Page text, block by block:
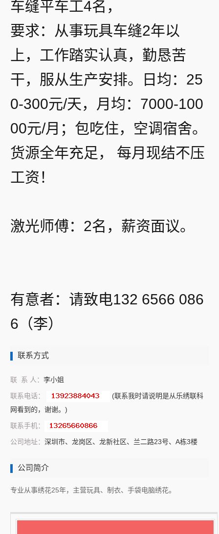
车缝平车工4名，
要求：从事玩具车缝2年以
上，工作踏实认真，勤恳苦
干，服从生产安排。日均：25
0-300元/天，月均：7000-100
00元/月；包吃住，空调宿舍。
货源全年充足， 每月现结不压
工资！
激光师傅：2名，薪资面议。
有意者：请致电132 6566 086
6（李）
联系方式
联 系 人： 李小姐
联系电话：
(联系我时请说明是从乐绣联科
网看到的，谢谢。)
联系手机：
公司地址： 深圳市、龙岗区、龙新社区、兰二路23号、A栋3楼
公司简介
专业从事绣花25年，主营玩具、制衣、手袋电脑绣花。